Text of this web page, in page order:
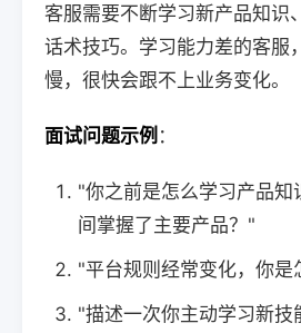
客服需要不断学习新产品知识
话术技巧。学习能力差的客服
慢，很快会跟不上业务变化。
面试问题示例 ：
"你之前是怎么学习产品知
间掌握了主要产品？"
"平台规则经常变化，你是
"描述一次你主动学习新技